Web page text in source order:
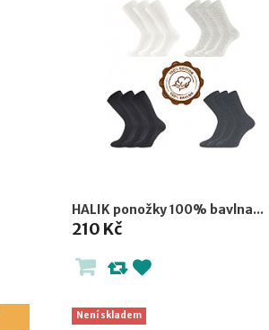
HALIK ponožky 100% bavlna...
210 Kč
Není skladem